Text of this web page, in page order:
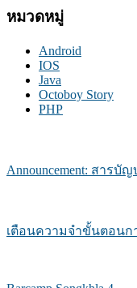
หมวดหมู่
Android
IOS
Java
Octoboy Story
PHP
Announcement: สารบั
เตือนความจำขั้นตอนกา